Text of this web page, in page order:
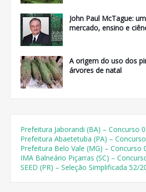
John Paul McTague:
mercado, ensino e
A origem do uso dos
árvores de natal
Prefeitura Jaborandi (BA) – Concurso
Prefeitura Abaetetuba (PA) –
Prefeitura Belo Vale (MG) – Concurso
IMA Balneário Piçarras (SC) –
SEED (PR) – Seleção Simplificada 52/